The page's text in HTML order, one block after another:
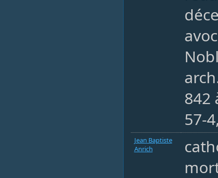
842
57-
Jean Baptiste
Anrich